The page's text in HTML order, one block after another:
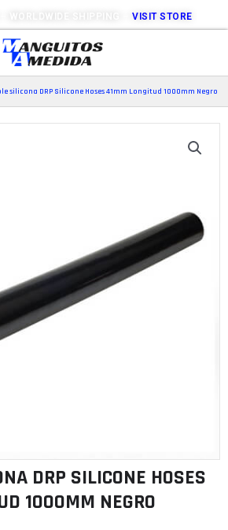
– WORLDWIDE SHIPPING –VISIT STORE
silicona DRP Silicone Hoses 41mm Longitud 1000mm Negro
DRP SILICONE HOSES
1000MM NEGRO